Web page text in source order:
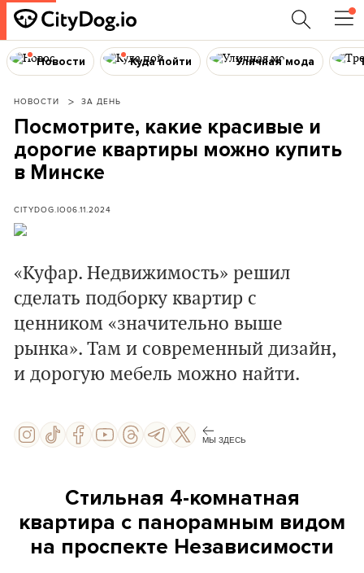
Новости Куда пойти Уличная мода
НОВОСТИ ЗА ДЕНЬ
Посмотрите, какие красивые и
дорогие квартиры можно купить
в Минске
CITYDOG.IO06.11.2024
«Куфар. Недвижимость» решил
сделать подборку квартир с
ценником «значительно выше
рынка». Там и современный дизайн,
и дорогую мебель можно найти.
МЫ ЗДЕСЬ
Стильная 4-комнатная
квартира с панорамным видом
на проспекте Независимости